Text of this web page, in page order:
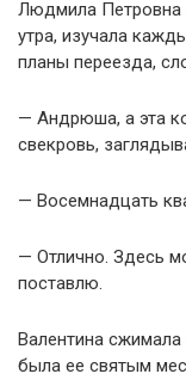
Людмила Петровна
утра, изучала
планы переезда,
— Андрюша, а эта
свекровь,
— Восемнадцать
— Отлично. Здесь
поставлю.
Валентина
была ее святым